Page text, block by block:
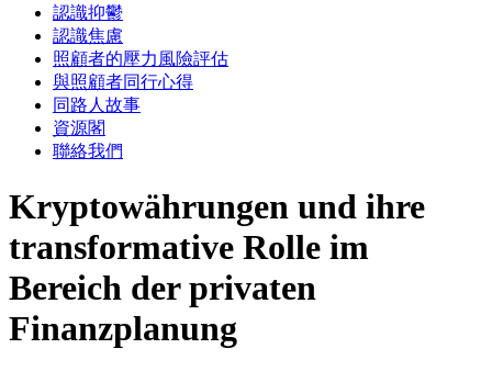
認識抑鬱
認識焦慮
照顧者的壓力風險評估
與照顧者同行心得
同路人故事
資源閣
聯絡我們
Kryptowährungen und ihre
transformative Rolle im
Bereich der privaten
Finanzplanung